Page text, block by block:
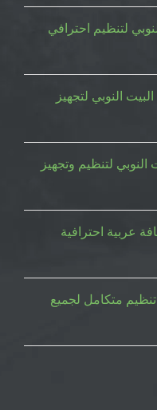
لتنظيم احترافي
النوبي لتجهيز
لتنظيم وتجهيز
عربية احترافية
متكامل لجميع